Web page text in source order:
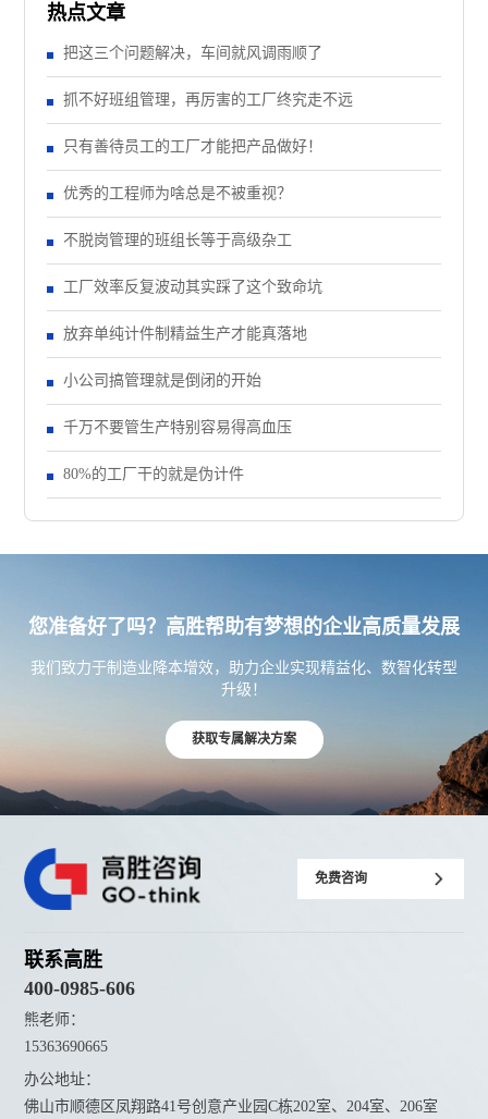
热点文章
把这三个问题解决，车间就风调雨顺了
抓不好班组管理，再厉害的工厂终究走不远
只有善待员工的工厂才能把产品做好！
优秀的工程师为啥总是不被重视？
不脱岗管理的班组长等于高级杂工
工厂效率反复波动其实踩了这个致命坑
放弃单纯计件制精益生产才能真落地
小公司搞管理就是倒闭的开始
千万不要管生产特别容易得高血压
80%的工厂干的就是伪计件
您准备好了吗？高胜帮助有梦想的企业高质量发展
我们致力于制造业降本增效，助力企业实现精益化、数智化转型
升级！
获取专属解决方案
免费咨询
联系高胜
400-0985-606
熊老师：
15363690665
办公地址：
佛山市顺德区凤翔路41号创意产业园C栋202室、204室、206室